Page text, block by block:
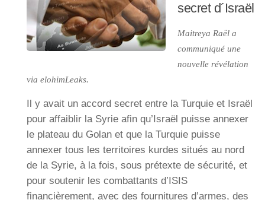
secret d´Israël
Maitreya Raël a
communiqué une
nouvelle révélation
via elohimLeaks.
Il y avait un accord secret entre la Turquie et Israël
pour affaiblir la Syrie afin qu’Israël puisse annexer
le plateau du Golan et que la Turquie puisse
annexer tous les territoires kurdes situés au nord
de la Syrie, à la fois, sous prétexte de sécurité, et
pour soutenir les combattants d’ISIS
financièrement, avec des fournitures d’armes, des